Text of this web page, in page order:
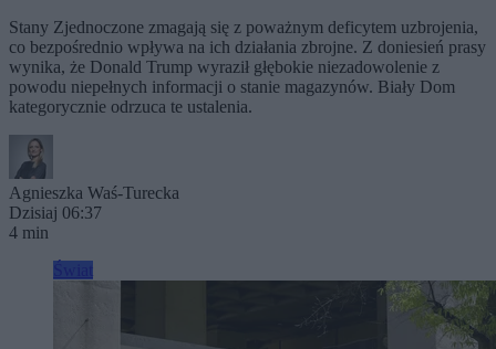
Stany Zjednoczone zmagają się z poważnym deficytem uzbrojenia,
co bezpośrednio wpływa na ich działania zbrojne. Z doniesień prasy
wynika, że Donald Trump wyraził głębokie niezadowolenie z
powodu niepełnych informacji o stanie magazynów. Biały Dom
kategorycznie odrzuca te ustalenia.
Agnieszka Waś-Turecka
Dzisiaj 06:37
4 min